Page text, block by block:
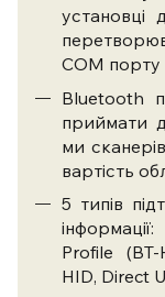
установці
COM порту
Bluetooth
приймати
ми
вартість
5 типів
Profile
HID, Direct